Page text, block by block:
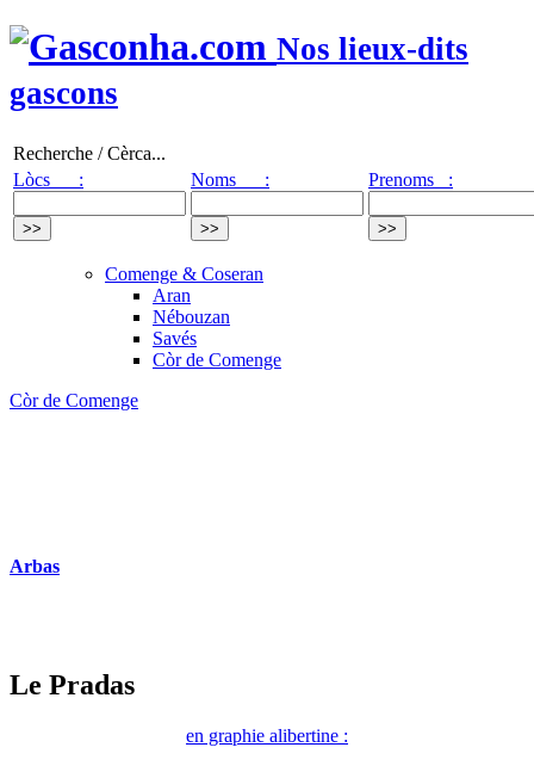
Nos lieux-dits
gascons
Recherche / Cèrca...
Lòcs :
Noms : Prenoms :
Comenge & Coseran
Aran
Nébouzan
Savés
Còr de Comenge
Còr de Comenge
Arbas
Le Pradas
en graphie alibertine :